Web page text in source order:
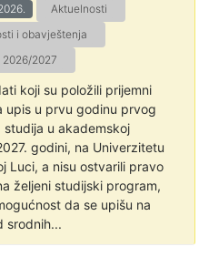
Aktuelnosti
i obavještenja
2026/2027
koji su položili prijemni
upis u prvu godinu prvog
studija u akademskoj
godini, na Univerzitetu
Luci, a nisu ostvarili pravo
željeni studijski program,
da se upišu na
srodnih...